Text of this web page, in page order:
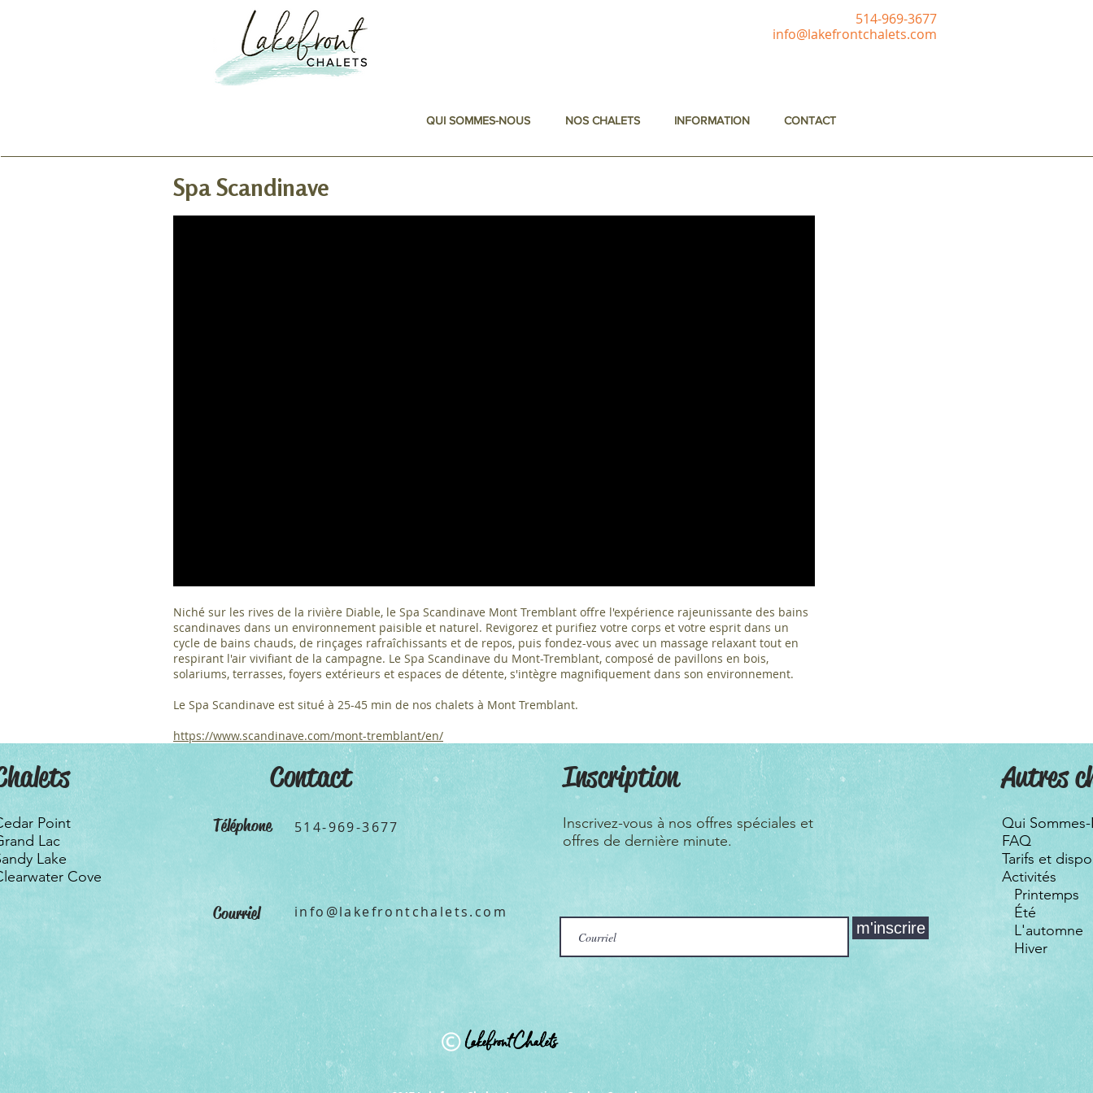
514-969-3677
info@lakefrontchalets.com
QUI SOMMES-NOUS NOS CHALETS INFORMATION CONTACT
Spa Scandinave
Niché sur les rives de la rivière Diable, le Spa Scandinave Mont Tremblant offre l'expérience rajeunissante des bains
scandinaves dans un environnement paisible et naturel. Revigorez et purifiez votre corps et votre esprit dans un
cycle de bains chauds, de rinçages rafraîchissants et de repos, puis fondez-vous avec un massage relaxant tout en
respirant l'air vivifiant de la campagne. Le Spa Scandinave du Mont-Tremblant, composé de pavillons en bois,
solariums, terrasses, foyers extérieurs et espaces de détente, s'intègre magnifiquement dans son environnement.
Le Spa Scandinave est situé à 25-45 min de nos chalets à Mont Tremblant.
https://www.scandinave.com/mont-tremblant/en/
Point
Lac
Lake
Cove
Contact
Téléphone 514-969-3677
Inscription
Inscrivez-vous à nos offres spéciales et
offres de dernière minute.
Courriel
info@lakefrontchalets.com
m'inscrire
Lakefront Chalets
Autres
Qui
FAQ
Tarifs et
Activités
Printemps
Été
L'automne
Hiver